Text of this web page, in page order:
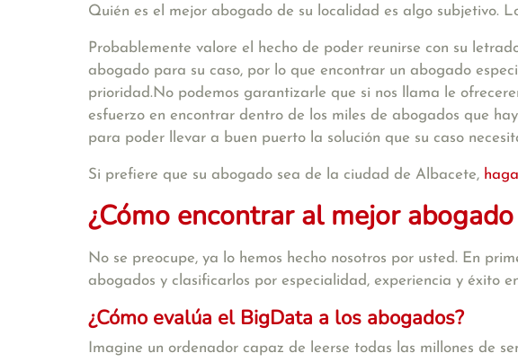
Quién es el mejor abogado de su localidad es algo subjetivo.
Probablemente valore el hecho de poder reunirse con su
abogado para su caso, por lo que encontrar un abogado
prioridad.No podemos garantizarle que si nos llama le
esfuerzo en encontrar dentro de los miles de abogados que
para poder llevar a buen puerto la solución que su caso
Si prefiere que su abogado sea de la ciudad de Albacete,
¿Cómo encontrar al mejor
No se preocupe, ya lo hemos hecho nosotros por usted. En
abogados y clasificarlos por especialidad, experiencia y éxito
¿Cómo evalúa el BigData a los abogados?
Imagine un ordenador capaz de leerse todas las millones de